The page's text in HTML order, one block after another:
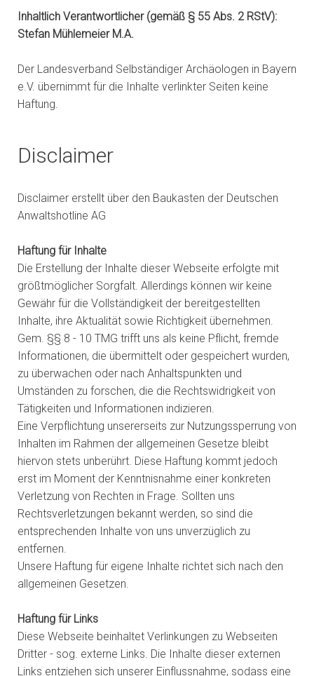
Inhaltlich Verantwortlicher (gemäß § 55 Abs. 2 RStV):
Stefan Mühlemeier M.A.
Der Landesverband Selbständiger Archäologen in Bayern
e.V. übernimmt für die Inhalte verlinkter Seiten keine
Haftung.
Disclaimer
Disclaimer erstellt über den Baukasten der Deutschen
Anwaltshotline AG
Haftung für Inhalte
Die Erstellung der Inhalte dieser Webseite erfolgte mit
größtmöglicher Sorgfalt. Allerdings können wir keine
Gewähr für die Vollständigkeit der bereitgestellten
Inhalte, ihre Aktualität sowie Richtigkeit übernehmen.
Gem. §§ 8 - 10 TMG trifft uns als keine Pflicht, fremde
Informationen, die übermittelt oder gespeichert wurden,
zu überwachen oder nach Anhaltspunkten und
Umständen zu forschen, die die Rechtswidrigkeit von
Tätigkeiten und Informationen indizieren.
Eine Verpflichtung unsererseits zur Nutzungssperrung von
Inhalten im Rahmen der allgemeinen Gesetze bleibt
hiervon stets unberührt. Diese Haftung kommt jedoch
erst im Moment der Kenntnisnahme einer konkreten
Verletzung von Rechten in Frage. Sollten uns
Rechtsverletzungen bekannt werden, so sind die
entsprechenden Inhalte von uns unverzüglich zu
entfernen.
Unsere Haftung für eigene Inhalte richtet sich nach den
allgemeinen Gesetzen.
Haftung für Links
Diese Webseite beinhaltet Verlinkungen zu Webseiten
Dritter - sog. externe Links. Die Inhalte dieser externen
Links entziehen sich unserer Einflussnahme, sodass eine